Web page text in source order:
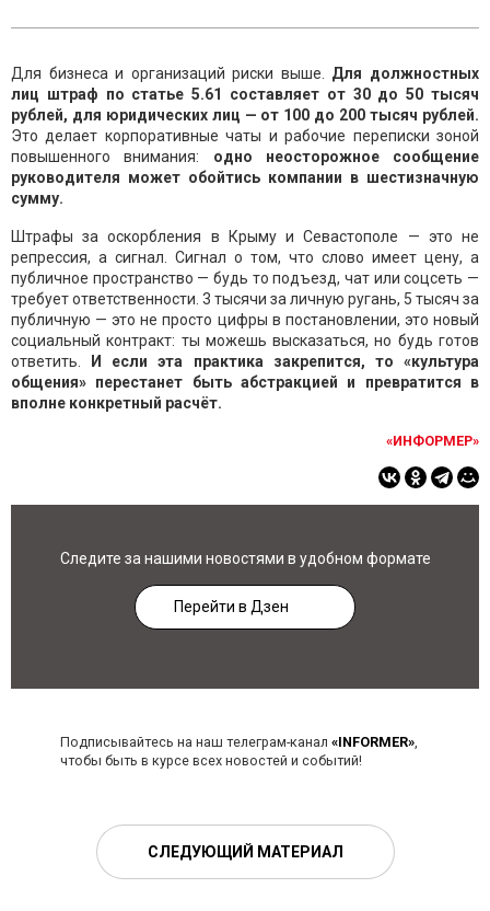
Для бизнеса и организаций риски выше.
Для должностных
лиц штраф по статье 5.61 составляет от 30 до 50 тысяч
рублей, для юридических лиц — от 100 до 200 тысяч рублей.
Это делает корпоративные чаты и рабочие переписки зоной
повышенного внимания: одно неосторожное сообщение
руководителя может обойтись компании в шестизначную
сумму.
Штрафы за оскорбления в Крыму и Севастополе — это не
репрессия, а сигнал. Сигнал о том, что слово имеет цену, а
публичное пространство — будь то подъезд, чат или соцсеть —
требует ответственности. 3 тысячи за личную ругань, 5 тысяч за
публичную — это не просто цифры в постановлении, это новый
социальный контракт: ты можешь высказаться, но будь готов
ответить.
И если эта практика закрепится, то «культура
общения» перестанет быть абстракцией и превратится в
вполне конкретный расчёт.
«ИНФОРМЕР»
Следите за нашими новостями в удобном формате
Перейти в Дзен
Подписывайтесь на наш телеграм-канал «INFORMER»,
чтобы быть в курсе всех новостей и событий!
СЛЕДУЮЩИЙ МАТЕРИАЛ